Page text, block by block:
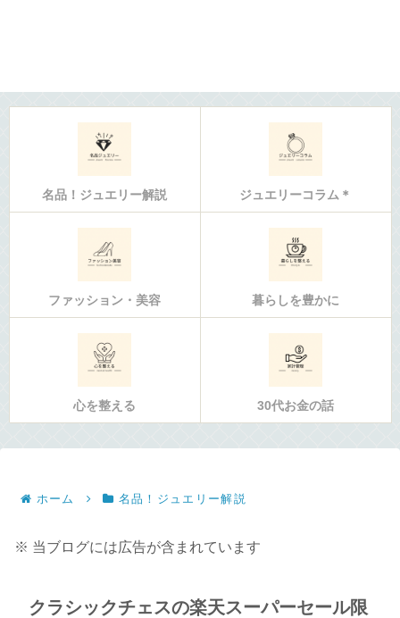
名品！ジュエリー解説 ジュエリーコラム＊
ファッション・美容 暮らしを豊かに
心を整える 30代お金の話
ホーム 名品！ジュエリー解説
※ 当ブログには広告が含まれています
クラシックチェスの楽天スーパーセール限